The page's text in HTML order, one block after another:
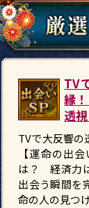
TV
縁
透
TVで大反響
【運命の出
は？ 経済力
出会う瞬間を
命の人の見つ